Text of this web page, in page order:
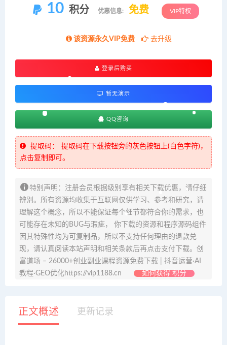
10 积分 优惠信息: 免费 VIP特权
该资源永久VIP免费 去升级
登录后购买
暂无演示
QQ咨询
提取码：
提取码在下载按钮旁的灰色按钮上(白色字符)，
点击复制即可。
特别声明：注册会员根据级别享有相关下载优惠，请仔细
辨别。所有资源均收集于互联网仅供学习、参考和研究，请
理解这个概念，所以不能保证每个细节都符合你的需求，也
可能存在未知的BUG与瑕疵， 你下载的资源和程序源码组件
因其特殊性均为可复制品，所以不支持任何理由的退款兑
现，请认真阅读本站声明和相关条款后再点击支付下载。创
富道场 – 26000+创业副业课程资源免费下载 | 抖音运营·AI
教程·GEO优化https://vip1188.cn
如何获得 积分
正文概述 更新记录